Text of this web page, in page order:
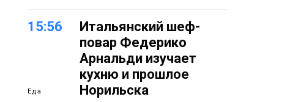
15:56
Еда
Итальянский шеф-
повар Федерико
Арнальди изучает
кухню и прошлое
Норильска